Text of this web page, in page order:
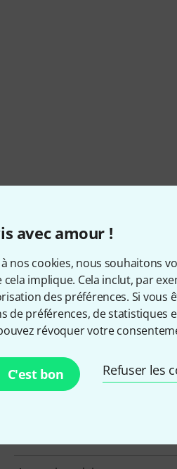
avec amour !
à nos cookies, nous souhaitons
cela implique. Cela inclut, par
des préférences. Si vous
de préférences, de statistiques
révoquer votre
C'est bon Refuser les
Numéro d'article
Taille de la grosse caisse
Nombre de stand toms
Finition des fûts